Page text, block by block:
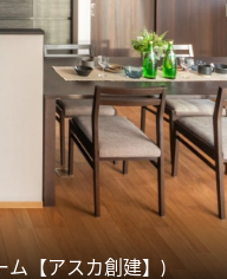
ム【アスカ創建】)